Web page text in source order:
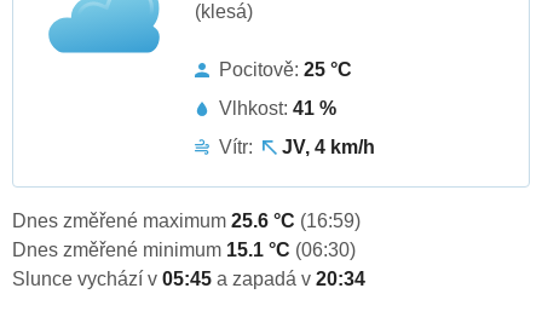
(klesá)
Pocitově: 25 °C
Vlhkost: 41 %
Vítr:
JV, 4 km/h
Dnes změřené maximum 25.6 °C (16:59)
Dnes změřené minimum 15.1 °C (06:30)
Slunce vychází v 05:45 a zapadá v 20:34